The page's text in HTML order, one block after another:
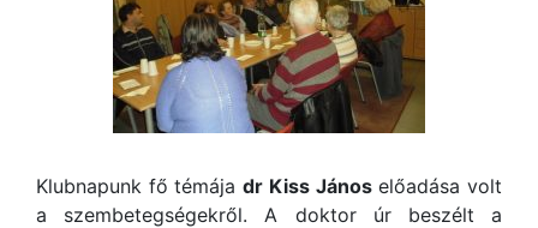
Klubnapunk fő témájadr Kiss Jánoselőadása volt
a szembetegségekről. A doktor úr beszélt a